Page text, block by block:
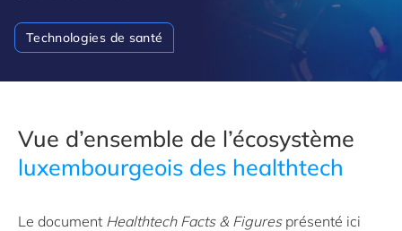
Technologies de santé
Vue d’ensemble de l’écosystème
luxembourgeois des healthtech
Le document Healthtech Facts & Figuresprésenté ici